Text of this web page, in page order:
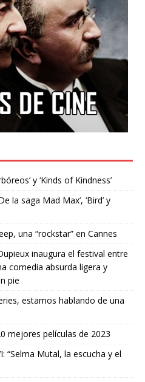
y ‘Kinds of Kindness’
la saga Mad Max’, ‘Bird’ y
una “rockstar” en Cannes
inaugura el festival entre
comedia absurda ligera y
pie
estamos hablando de una
mejores películas de 2023
“Selma Mutal, la escucha y el